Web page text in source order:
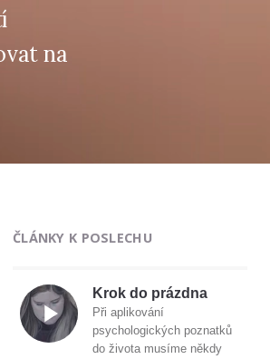
na
ČLÁNKY K POSLECHU
Krok do prázdna
Při aplikování
psychologických poznatků
do života musíme někdy